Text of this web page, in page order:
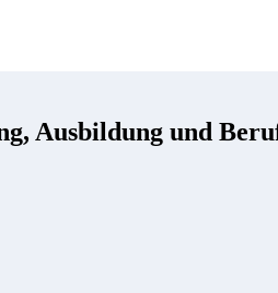
Ausbildung und